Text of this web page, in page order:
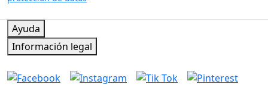
Ayuda
Información legal